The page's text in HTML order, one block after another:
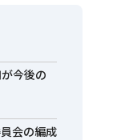
今後の
会の編成